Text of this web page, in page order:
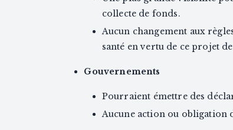
collecte de fonds.
Aucun changement aux
santé en vertu de ce projet
Gouvernements
Pourraient émettre des
Aucune action ou obligation